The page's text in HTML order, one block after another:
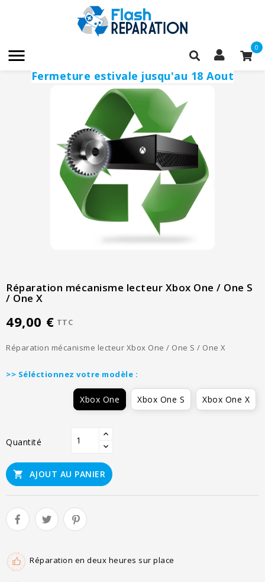
 0
Fermeture estivale jusqu'au 18 Aout
Réparation mécanisme lecteur Xbox One / One S
/ One X
49,00 € TTC
Réparation mécanisme lecteur Xbox One / One S / One X
>> Séléctionnez votre modèle :
Xbox One Xbox One S Xbox One X
Quantité
 AJOUT AU PANIER
Réparation en deux heures sur place